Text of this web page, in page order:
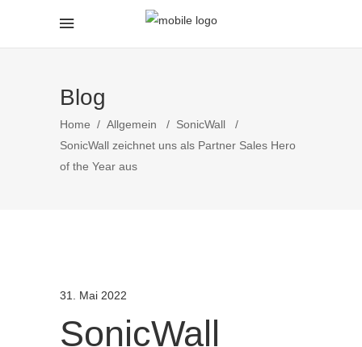
Blog
Home / Allgemein / SonicWall
/
SonicWall zeichnet uns als Partner Sales Hero
of the Year aus
31. Mai 2022
SonicWall